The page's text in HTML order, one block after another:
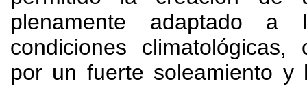
plenamente adaptado a
condiciones climatológicas,
por un fuerte soleamiento y